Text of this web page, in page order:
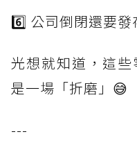
6️⃣ 公司倒閉還要發
光想就知道，這
是一場「折磨」😅
---